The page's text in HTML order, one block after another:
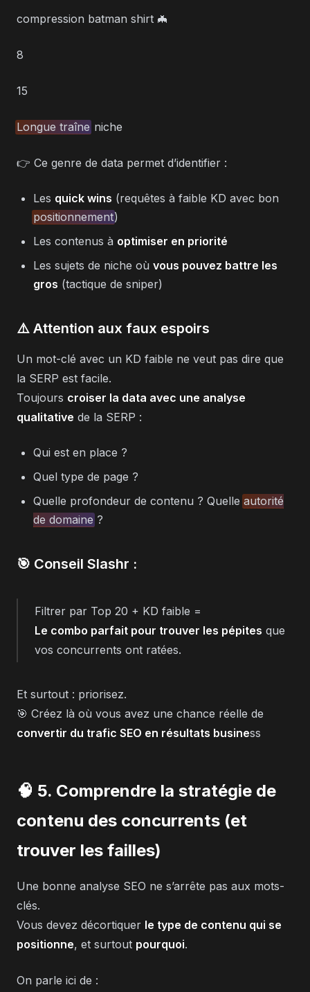
compression batman shirt 🦇
8
15
Longue traîne niche
👉 Ce genre de data permet d’identifier :
Les quick wins (requêtes à faible KD avec bon
positionnement)
Les contenus à optimiser en priorité
Les sujets de niche où vous pouvez battre les
gros (tactique de sniper)
⚠️ Attention aux faux espoirs
Un mot-clé avec un KD faible ne veut pas dire que
la SERP est facile.
Toujours croiser la data avec une analyse
qualitative de la SERP :
Qui est en place ?
Quel type de page ?
Quelle profondeur de contenu ? Quelle autorité
de domaine ?
🎯 Conseil Slashr :
Filtrer par Top 20 + KD faible =
Le combo parfait pour trouver les pépites que
vos concurrents ont ratées.
Et surtout : priorisez.
🎯 Créez là où vous avez une chance réelle de
convertir du trafic SEO en résultats business
🧠 5. Comprendre la stratégie de
contenu des concurrents (et
trouver les failles)
Une bonne analyse SEO ne s’arrête pas aux mots-
clés.
Vous devez décortiquer le type de contenu qui se
positionne, et surtout pourquoi.
On parle ici de :